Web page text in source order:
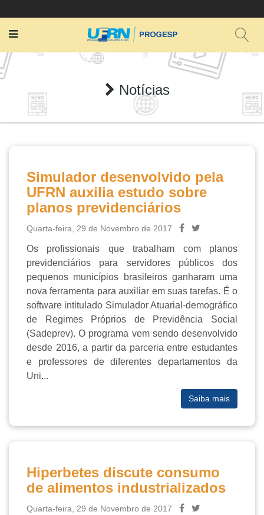
Notícias
Simulador desenvolvido pela
UFRN auxilia estudo sobre
planos previdenciários
Quarta-feira, 29 de Novembro de 2017
Os profissionais que trabalham com planos
previdenciários para servidores públicos dos
pequenos municípios brasileiros ganharam uma
nova ferramenta para auxiliar em suas tarefas. É o
software intitulado Simulador Atuarial-demográfico
de Regimes Próprios de Previdência Social
(Sadeprev). O programa vem sendo desenvolvido
desde 2016, a partir da parceria entre estudantes
e professores de diferentes departamentos da
Uni...
Saiba mais
Hiperbetes discute consumo
de alimentos industrializados
Quarta-feira, 29 de Novembro de 2017